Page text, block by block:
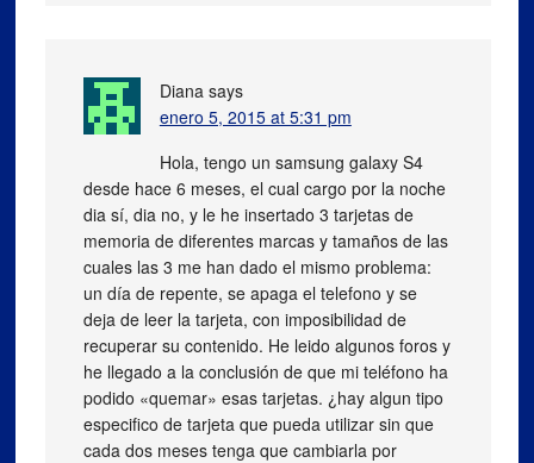
Diana says
enero 5, 2015 at 5:31 pm
Hola, tengo un samsung galaxy S4
desde hace 6 meses, el cual cargo por la noche
dia sí, dia no, y le he insertado 3 tarjetas de
memoria de diferentes marcas y tamaños de las
cuales las 3 me han dado el mismo problema:
un día de repente, se apaga el telefono y se
deja de leer la tarjeta, con imposibilidad de
recuperar su contenido. He leido algunos foros y
he llegado a la conclusión de que mi teléfono ha
podido «quemar» esas tarjetas. ¿hay algun tipo
especifico de tarjeta que pueda utilizar sin que
cada dos meses tenga que cambiarla por